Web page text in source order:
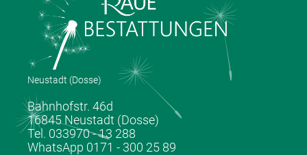
Neustadt (Dosse)
Bahnhofstr. 46d
16845 Neustadt (Dosse)
Tel. 033970 - 13 288
WhatsApp 0171 - 300 25 89